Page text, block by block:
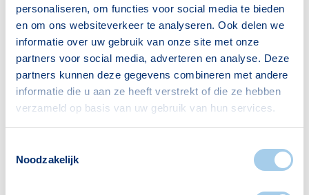
personaliseren, om functies voor social media te bieden
en om ons websiteverkeer te analyseren. Ook delen we
informatie over uw gebruik van onze site met onze
partners voor social media, adverteren en analyse. Deze
partners kunnen deze gegevens combineren met andere
informatie die u aan ze heeft verstrekt of die ze hebben
verzameld op basis van uw gebruik van hun services.
Noodzakelijk
Woning verduurzamen in
2023